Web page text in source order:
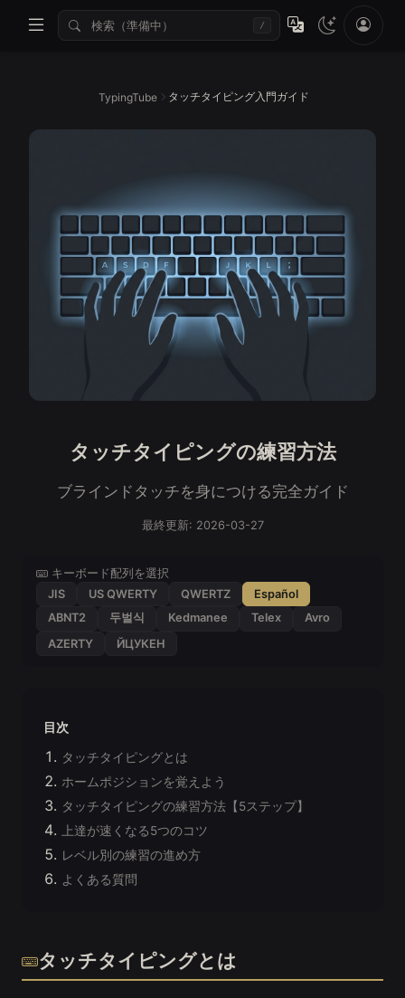
/
TypingTube タッチタイピング入門ガイド
タッチタイピングの練習方法
ブラインドタッチを身につける完全ガイド
最終更新: 2026-03-27
キーボード配列を選択
JIS
US QWERTY QWERTZ
Español
ABNT2
두벌식 Kedmanee Telex
Avro
AZERTY
ЙЦУКЕН
目次
タッチタイピングとは
ホームポジションを覚えよう
タッチタイピングの練習方法【5ステップ】
上達が速くなる5つのコツ
レベル別の練習の進め方
よくある質問
タッチタイピングとは